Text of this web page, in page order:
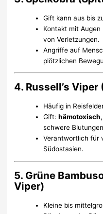
Gift kann aus bis
Kontakt mit
von Verletzungen.
Angriffe auf
plötzlichen
4. Russell’s
Häufig in
Gift:hämotoxisch
schwere
Verantwortlich für
Südostasien.
5. Grüne
Viper)
Kleine bis